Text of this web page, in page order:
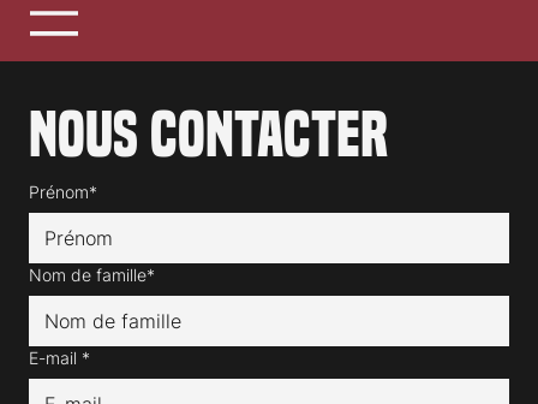
Nous contacter
Prénom*
Nom de famille*
E-mail *